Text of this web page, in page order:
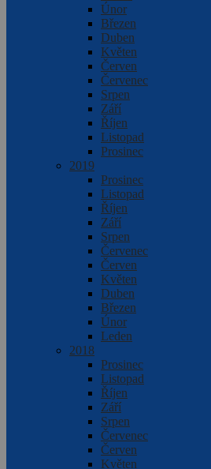
Únor
Březen
Duben
Květen
Červen
Červenec
Srpen
Září
Říjen
Listopad
Prosinec
2019
Prosinec
Listopad
Říjen
Září
Srpen
Červenec
Červen
Květen
Duben
Březen
Únor
Leden
2018
Prosinec
Listopad
Říjen
Září
Srpen
Červenec
Červen
Květen